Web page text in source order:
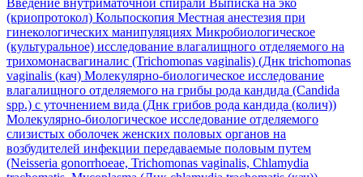
Введение внутриматочной спирали Выписка на эко
(криопротокол) Кольпоскопия Местная анестезия при
гинекологических манипуляциях Микробиологическое
(культуральное) исследование влагалищного отделяемого на
трихомонасвагиналис (Trichomonas vaginalis) (Днк trichomonas
vaginalis (кач) Молекулярно-биологическое исследование
влагалищного отделяемого на грибы рода кандида (Candida
spp.) с уточнением вида (Днк грибов рода кандида (колич))
Молекулярно-биологическое исследование отделяемого
слизистых оболочек женских половых органов на
возбудителей инфекции передаваемые половым путем
(Neisseria gonorrhoeae, Trichomonas vaginalis, Chlamydia